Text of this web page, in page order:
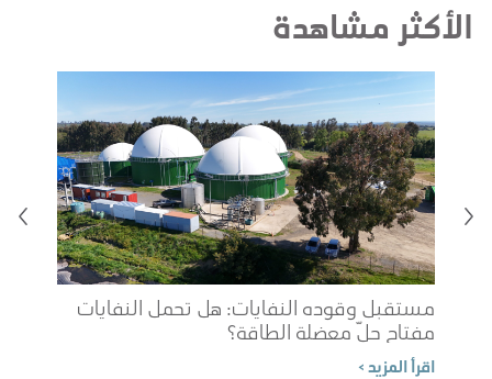
الأكثر مشاهدة
مستقبل وقوده النفايات: هل تحمل النفايات
مفتاح حلّ معضلة الطاقة؟
اقرأ المزيد >